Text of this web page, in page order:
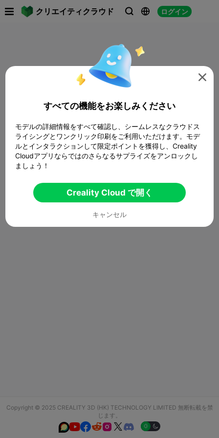
クリエイティクラウド   ログイン
Copyright © 2025 CREALITY 3D (HK) TECHNOLOGY LIMITED 無断転載を禁
じます。
  

すべての機能をお楽しみください
モデルの詳細情報をすべて確認し、シームレスなクラウドス
ライシングとワンクリック印刷をご利用いただけます。モデ
ルとインタラクションして限定ポイントを獲得し、Creality
Cloudアプリならではのさらなるサプライズをアンロックし
ましょう！
Creality Cloud で開く
キャンセル